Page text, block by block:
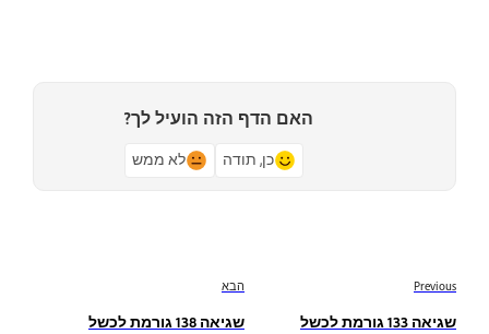
האם הדף הזה הועיל לך?
כן, תודה לא ממש
Previous
שגיאה 133 גורמת לכשל
הבא
שגיאה 138 גורמת לכשל